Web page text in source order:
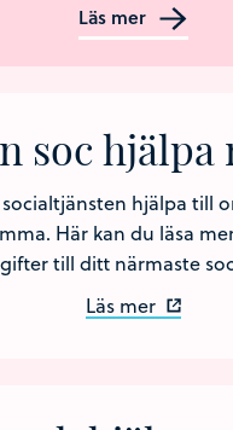
Läs mer
soc hjälpa
hjälpa till
Här kan du läsa
till ditt närmaste
Läs mer